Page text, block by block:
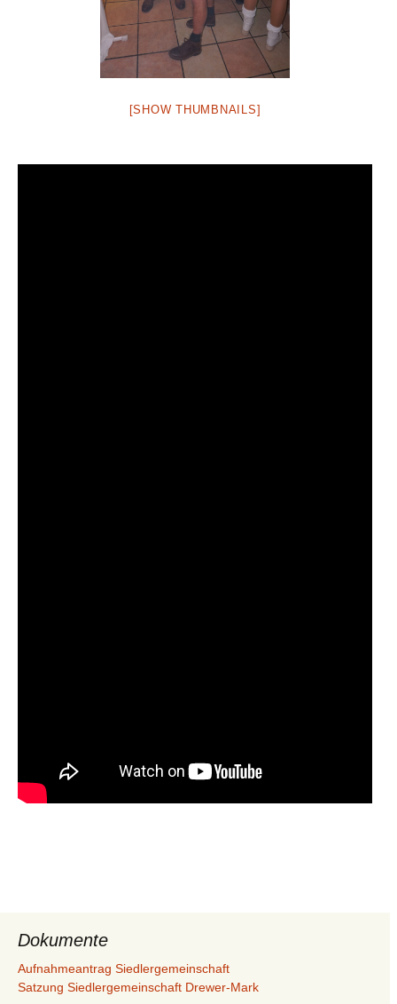
[SHOW THUMBNAILS]
Dokumente
Aufnahmeantrag Siedlergemeinschaft
Satzung Siedlergemeinschaft Drewer-Mark